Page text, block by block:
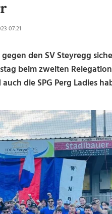
07:21
den SV Steyregg
beim zweiten
die SPG Perg Ladies